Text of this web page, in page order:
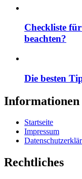
Checkliste
beachten?
Die besten
Informationen
Startseite
Impressum
Rechtliches